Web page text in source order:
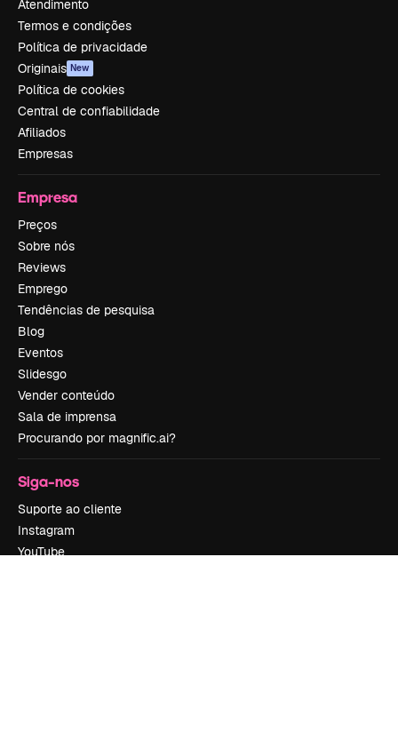
Atendimento
Termos e condições
Política de privacidade
Originais New
Política de cookies
Central de confiabilidade
Afiliados
Empresas
Empresa
Preços
Sobre nós
Reviews
Emprego
Tendências de pesquisa
Blog
Eventos
Slidesgo
Vender conteúdo
Sala de imprensa
Procurando por magnific.ai?
Siga-nos
Suporte ao cliente
Instagram
YouTube